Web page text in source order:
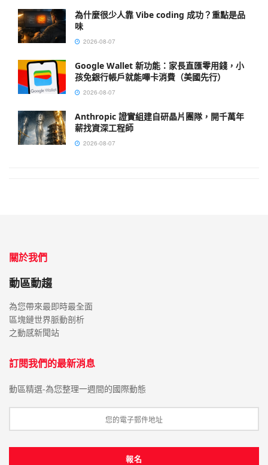
為什麼很少人靠 Vibe coding 成功？重點是品
味
2026-08-07
Google Wallet 新功能：家長直匯零用錢，小
孩免銀行帳戶就能嗶卡消費（美國先行）
2026-08-07
Anthropic 證實組建自研晶片團隊，開千萬年
薪找資深工程師
2026-08-07
關於我們
動區動趨
為您帶來最即時最全面
區塊鏈世界脈動剖析
之動感新聞站
訂閱我們的最新消息
動區精選-為您整理一週間的國際動態